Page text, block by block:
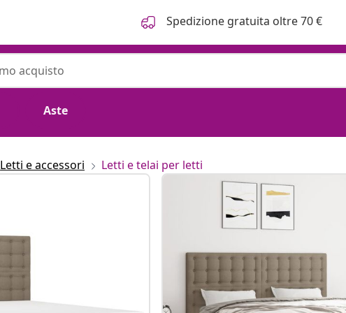
Spedizione gratuita oltre 70 €
Aste
Letti e accessori Letti e telai per letti